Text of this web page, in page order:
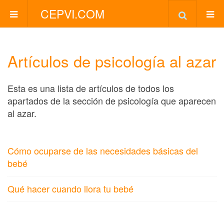
CEPVI.COM
Artículos de psicología al azar
Esta es una lista de artículos de todos los
apartados de la sección de psicología que aparecen
al azar.
Cómo ocuparse de las necesidades básicas del
bebé
Qué hacer cuando llora tu bebé